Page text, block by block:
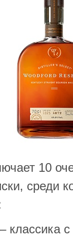
10
среди
– классика